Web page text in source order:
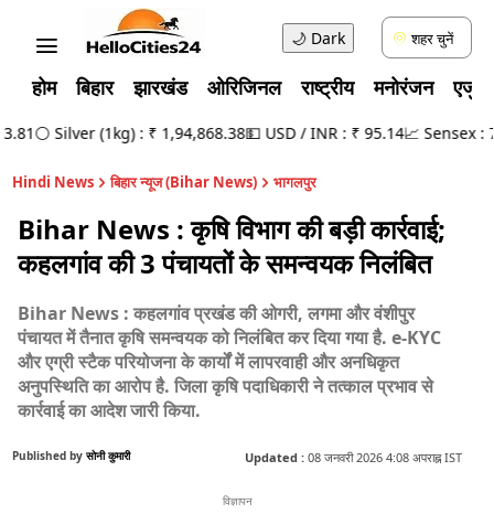
🌙 Dark शहर चुनें
होम बिहार झारखंड ओरिजिनल राष्ट्रीय मनोरंजन
⚪ Silver (1kg) : ₹ 1,94,868.38💵 USD / INR : ₹ 95.14📈 Sensex :
Hindi News बिहार न्यूज (Bihar News) भागलपुर
Bihar News : कृषि विभाग की बड़ी कार्रवाई;
कहलगांव की 3 पंचायतों के समन्वयक निलंबित
Bihar News : कहलगांव प्रखंड की ओगरी, लगमा और वंशीपुर
पंचायत में तैनात कृषि समन्वयक को निलंबित कर दिया गया है. e-KYC
और एग्री स्टैक परियोजना के कार्यों में लापरवाही और अनधिकृत
अनुपस्थिति का आरोप है. जिला कृषि पदाधिकारी ने तत्काल प्रभाव से
कार्रवाई का आदेश जारी किया.
Published by सोनी कुमारी Updated : 08 जनवरी 2026 4:08 अपराह्न IST
विज्ञापन